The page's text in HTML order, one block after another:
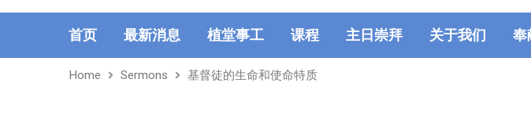
首页 最新消息 植堂事工 课程 主日崇拜 关于我们 奉
Home Sermons 基督徒的生命和使命特质